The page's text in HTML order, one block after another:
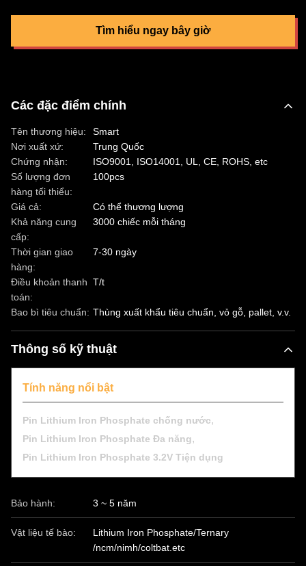
Tìm hiểu ngay bây giờ
Các đặc điểm chính
Tên thương hiệu:
Smart
Nơi xuất xứ:
Trung Quốc
Chứng nhận:
ISO9001, ISO14001, UL, CE, ROHS, etc
Số lượng đơn
hàng tối thiểu:
100pcs
Giá cả:
Có thể thương lượng
Khả năng cung
cấp:
3000 chiếc mỗi tháng
Thời gian giao
hàng:
7-30 ngày
Điều khoản thanh
toán:
T/t
Bao bì tiêu chuẩn: Thùng xuất khẩu tiêu chuẩn, vỏ gỗ, pallet, v.v.
Thông số kỹ thuật
Tính năng nổi bật
Pin Lithium Iron Phosphate chống nước,
Pin Lithium Iron Phosphate Đa năng,
Pin Lithium Iron Phosphate 3.2V Tiện dụng
Bảo hành: 3 ~ 5 năm
Vật liệu tế bào:
Lithium Iron Phosphate/Ternary
/ncm/nimh/coltbat.etc